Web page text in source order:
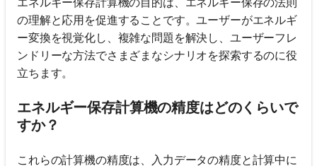
の理解と応用を促進することです。ユーザーがエネルギ
ー変換を視覚化し、複雑な問題を解決し、ユーザーフレ
ンドリーな方法でさまざまなシナリオを探索するのに役
立ちます。
エネルギー保存計算機の精度はどのくらいで
すか？
これらの計算機の精度は、入力データの精度と計算中に